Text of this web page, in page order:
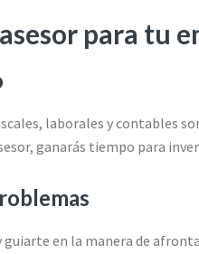
para tu
laborales y contables
ganarás tiempo para
guiarte en la manera de